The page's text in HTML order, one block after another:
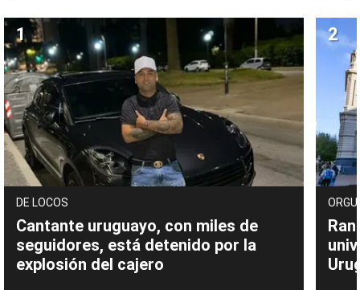
DE LOCOS
Cantante uruguayo, con miles de
seguidores, está detenido por la
explosión del cajero